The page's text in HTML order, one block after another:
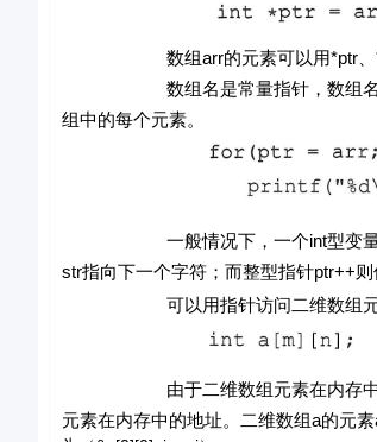
数组arr的元素可以用*ptr、*（
数组名是常量指针，数组名的值不
组中的每个元素。
一般情况下，一个int型变量占用4
str指向下一个字符；而整型指针ptr++
可以用指针访问二维数组元素
由于二维数组元素在内存中是以线
元素在内存中的地址。二维数组a的元素